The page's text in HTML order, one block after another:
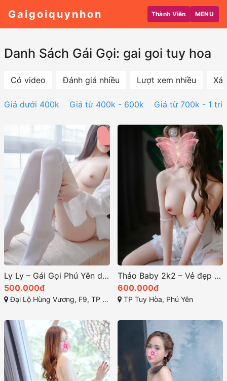
Gaigoiquynhon Thành Viên MENU
Danh Sách Gái Gọi: gai goi tuy hoa
Có video Đánh giá nhiều Lượt xem nhiều
Giá dưới 400k Giá từ 400k - 600k Giá từ 700k - 1
Ly Ly – Gái Gọi Phú Yên dáng mi nhon xinh đẹp dâm đãng, chiều khách hết mình
500.000đ
Đại Lộ Hùng Vương, F9, TP Tuy hòa, Phú Yên
Thảo Baby 2k2 – Vẻ đẹp cực quyến rũ từ Gai Goi Tuy Hoa, Phú Yên
600.000đ
TP Tuy Hòa, Phú Yên